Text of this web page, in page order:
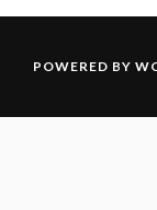
POWERED BY